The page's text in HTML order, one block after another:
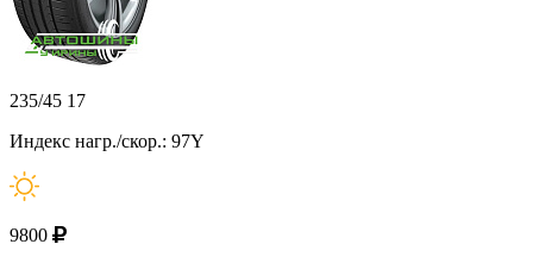
235/45 17
Индекс нагр./скор.: 97Y
9800